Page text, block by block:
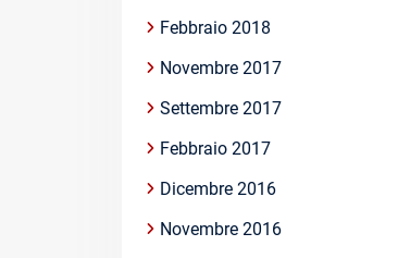
Febbraio 2018
Novembre 2017
Settembre 2017
Febbraio 2017
Dicembre 2016
Novembre 2016